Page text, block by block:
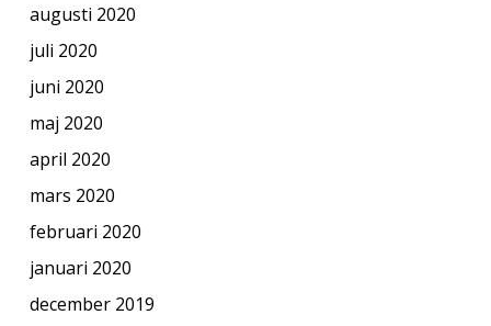
augusti 2020
juli 2020
juni 2020
maj 2020
april 2020
mars 2020
februari 2020
januari 2020
december 2019